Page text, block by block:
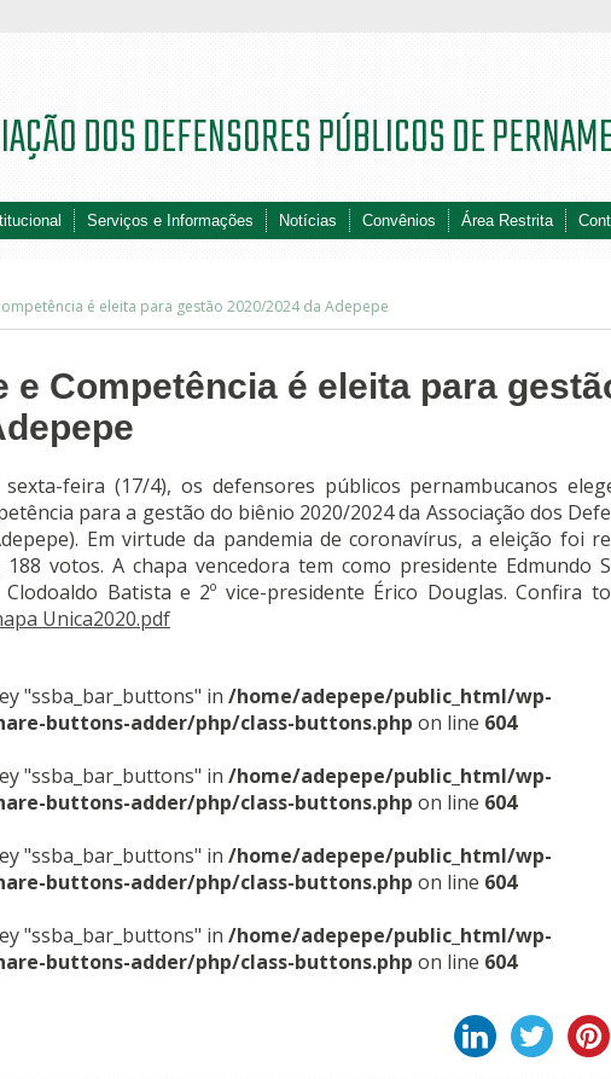
Serviços e Informações Notícias Convênios Área Restrita
DOS DEFENSORES PÚBLICOS DE
é eleita para gestão 2020/2024 da Adepepe
e Competência é eleita para
feira (17/4), os defensores públicos pernambucanos
para a gestão do biênio 2020/2024 da Associação dos
Em virtude da pandemia de coronavírus, a eleição foi
votos. A chapa vencedora tem como presidente Edmundo
Clodoaldo Batista e 2º vice-presidente Érico Douglas. Confira
Unica2020.pdf
"ssba_bar_buttons" in /home/adepepe/public_html/wp-
buttons-adder/php/class-buttons.php on line 604
"ssba_bar_buttons" in /home/adepepe/public_html/wp-
buttons-adder/php/class-buttons.php on line 604
"ssba_bar_buttons" in /home/adepepe/public_html/wp-
buttons-adder/php/class-buttons.php on line 604
"ssba_bar_buttons" in /home/adepepe/public_html/wp-
buttons-adder/php/class-buttons.php on line 604